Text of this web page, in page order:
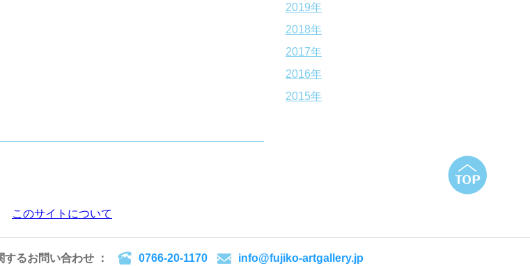
2019年
2018年
2017年
2016年
2015年
このサイトについて
るお問い合わせ ： 0766-20-1170 info@fujiko-artgallery.jp